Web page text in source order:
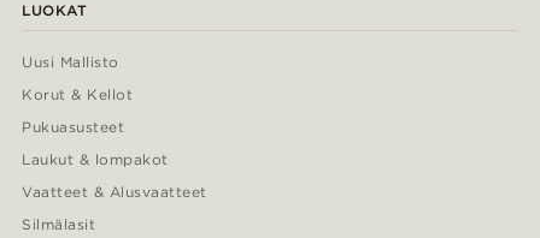
LUOKAT
Uusi Mallisto
Korut & Kellot
Pukuasusteet
Laukut & lompakot
Vaatteet & Alusvaatteet
Silmälasit